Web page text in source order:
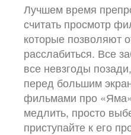
Лучшем время
считать просмотр
которые позволяют
расслабиться. Все
все невзгоды
перед большим
фильмами про
медлить, просто
приступайте к его